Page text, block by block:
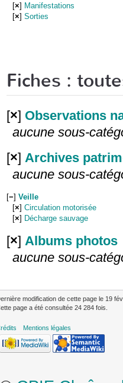
[×] Manifestations
[×]Sorties
Fiches :
[×] Observations
aucune sous-
[×] Archives
aucune sous-
[−] Veille
[×]Circulation motorisée
[×] Décharge sauvage
[×] Albums photos
aucune sous-
modification de cette page le 19
page a été consultée 24 284 fois.
Mentions légales